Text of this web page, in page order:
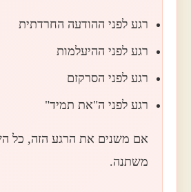
רגע לפני ההודעה החרדתית
רגע לפני ההיעלמות
רגע לפני הסרקזם
רגע לפני ה"את תמיד"
אם משנים את הרגע הזה, כל
משתנה.